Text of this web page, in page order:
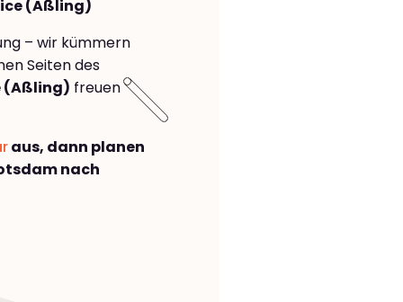
(Aßling)
– wir kümmern
Seiten des
(Aßling) freuen
aus, dann planen
nach